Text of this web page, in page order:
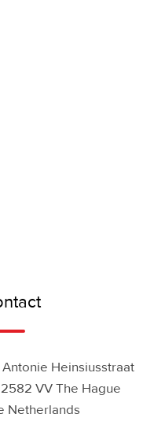
Antonie Heinsiusstraat
VV The Hague
Netherlands